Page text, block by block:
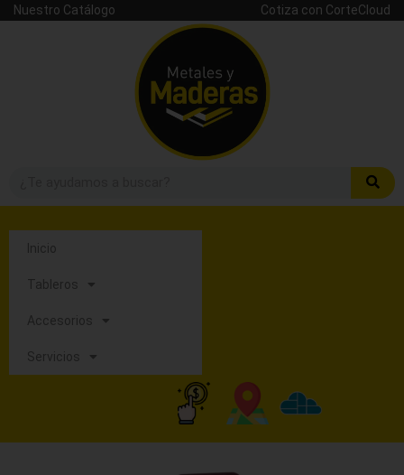
Nuestro Catálogo Cotiza con CorteCloud
Inicio
Tableros
Accesorios
Servicios